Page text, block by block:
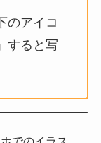
のアイコ
すると写